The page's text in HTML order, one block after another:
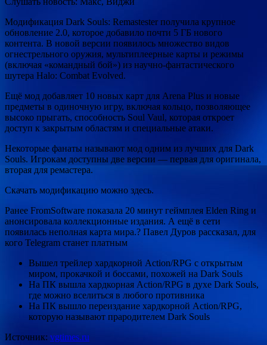
Модификация Dark Souls: Remastester получила крупное
обновление 2.0, которое добавило почти 5 ГБ нового
контента. В новой версии появилось множество видов
огнестрельного оружия, мультиплеерные карты и режимы
(включая «командный бой») из научно-фантастического
шутера Halo: Combat Evolved.
Ещё мод добавляет 10 новых карт для Arena Plus и новые
предметы в одиночную игру, включая кольцо, позволяющее
высоко прыгать, способность Soul Vaul, которая откроет
доступ к закрытым областям и специальные атаки.
Некоторые фанаты называют мод одним из лучших для Dark
Souls. Игрокам доступны две версии — первая для оригинала,
вторая для ремастера.
Скачать модификацию можно здесь.
Ранее FromSoftware показала 20 минут геймплея Elden Ring и
анонсировала коллекционные издания. А ещё в сети
появилась неполная карта мира.? Павел Дуров рассказал, для
кого Telegram станет платным
Вышел трейлер хардкорной Action/RPG с открытым
миром, прокачкой и боссами, похожей на Dark Souls
На ПК вышла хардкорная Action/RPG в духе Dark Souls,
где можно вселиться в любого противника
На ПК вышло переиздание хардкорной Action/RPG,
которую называют прародителем Dark Souls
Источник: vgtimes.ru